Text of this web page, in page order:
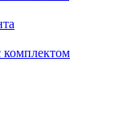
комплектом